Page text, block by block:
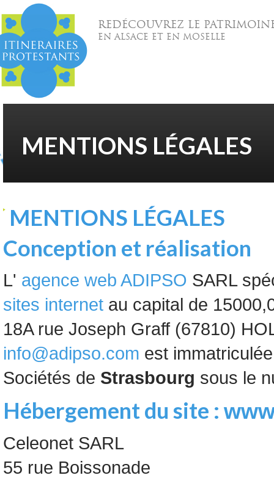
REDÉCOUVREZ LE
EN ALSACE ET EN MOSELLE
MENTIONS LÉGALES
MENTIONS LÉGALES
Conception et réalisation
L' agence web ADIPSO SARL
sites internet au capital de
18A rue Joseph Graff (67810)
info@adipso.com est
Sociétés de Strasbourg sous le
Hébergement du site :
Celeonet SARL
55 rue Boissonade